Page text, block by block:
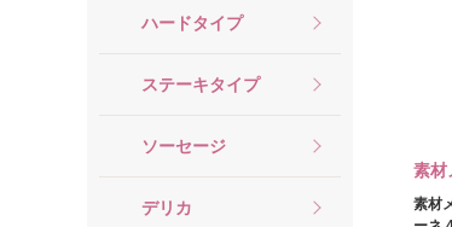
ハードタイプ
ステーキタイプ
ソーセージ
デリカ
素材
素材